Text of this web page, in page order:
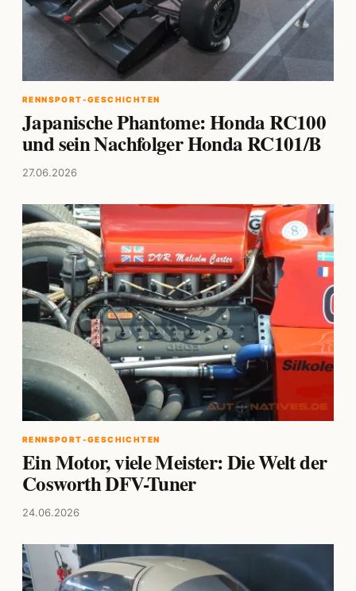
RENNSPORT-GESCHICHTEN
Japanische Phantome: Honda RC100
und sein Nachfolger Honda RC101/B
27.06.2026
RENNSPORT-GESCHICHTEN
Ein Motor, viele Meister: Die Welt der
Cosworth DFV-Tuner
24.06.2026